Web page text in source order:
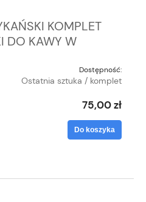
KOMPLET
DO KAWY W
Dostępność:
Ostatnia sztuka / komplet
75,00 zł
Do koszyka